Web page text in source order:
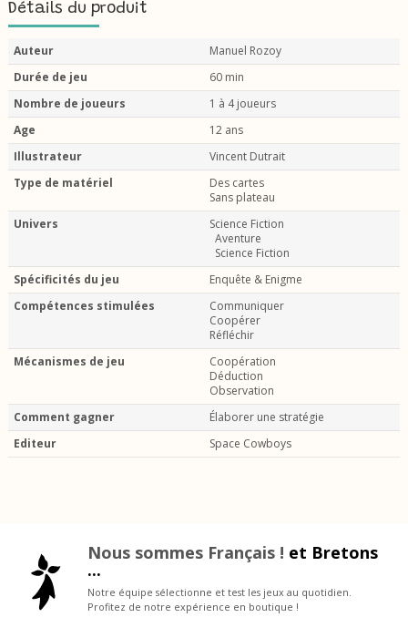
Détails du produit
Auteur
Manuel Rozoy
Durée de jeu
60 min
Nombre de joueurs
1 à 4 joueurs
Age
12 ans
Illustrateur
Vincent Dutrait
Type de matériel
Des cartes
Sans plateau
Univers
Science Fiction
Aventure
Science Fiction
Spécificités du jeu
Enquête & Enigme
Compétences stimulées
Communiquer
Coopérer
Réfléchir
Mécanismes de jeu
Coopération
Déduction
Observation
Comment gagner
Élaborer une stratégie
Editeur
Space Cowboys
Nous sommes Français ! et Bretons
...
Notre équipe sélectionne et test les jeux au quotidien.
Profitez de notre expérience en boutique !